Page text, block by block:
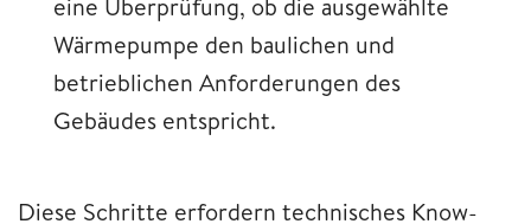
eine Überprüfung, ob die ausgewählte
Wärmepumpe den baulichen und
betrieblichen Anforderungen des
Gebäudes entspricht.
Diese Schritte erfordern technisches Know-